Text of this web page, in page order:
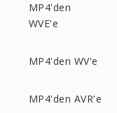
MP4'den
WVE'e
MP4'den WV'e
MP4'den AVR'e